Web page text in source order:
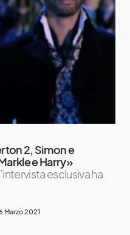
2, Simon e
e Harry»
esclusiva ha
Marzo 2021